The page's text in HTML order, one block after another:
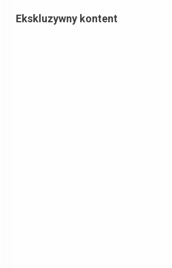
Ekskluzywny kontent